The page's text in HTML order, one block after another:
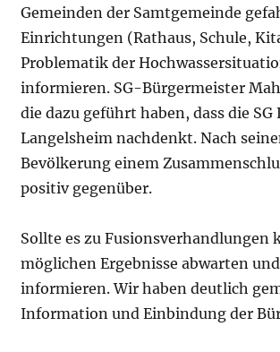
Gemeinden der Samtgemeinde
Einrichtungen (Rathaus, Schule,
Problematik der
informieren. SG-Bürgermeister
die dazu geführt haben, dass die
Langelsheim nachdenkt. Nach
Bevölkerung einem
positiv gegenüber.
Sollte es zu Fusionsverhandlungen
möglichen Ergebnisse abwarten
informieren. Wir haben deutlich
Information und Einbindung der